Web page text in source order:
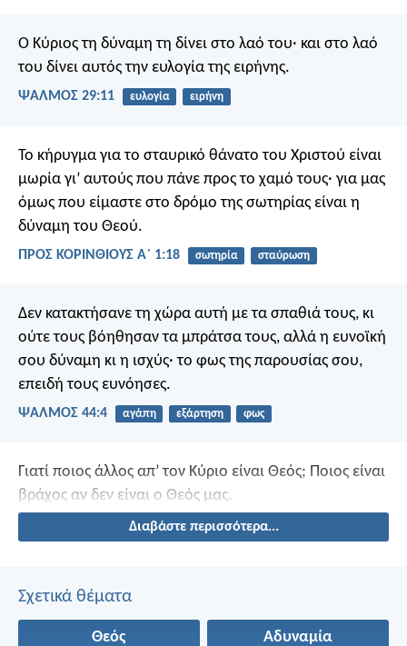
Ο Κύριος τη δύναμη τη δίνει στο λαό του· και στο λαό
του δίνει αυτόςτην ευλογία της ειρήνης.
ΨΑΛΜΌΣ 29:11 ευλογία ειρήνη
Το κήρυγμα για το σταυρικό θάνατο του Χριστού είναι
μωρία γι’ αυτούς που πάνε προς το χαμό τους· για μας
όμως που είμαστε στο δρόμο της σωτηρίας είναι η
δύναμη του Θεού.
ΠΡΟΣ ΚΟΡΙΝΘΙΟΥΣ Α΄ 1:18 σωτηρία σταύρωση
Δεν κατακτήσανε τη χώρα αυτή με τα σπαθιά τους, κι
ούτε τους βόηθησαν τα μπράτσα τους, αλλά η ευνοϊκή
σου δύναμη κι η ισχύς· το φως της παρουσίας σου,
επειδή τους ευνόησες.
ΨΑΛΜΌΣ 44:4 αγάπη εξάρτηση φως
Γιατί ποιος άλλος απ’ τον Κύριο είναι Θεός; Ποιος είναι
βράχος αν δεν είναι ο Θεός μας.
Διαβάστε περισσότερα...
Σχετικά θέματα
Θεός Αδυναμία